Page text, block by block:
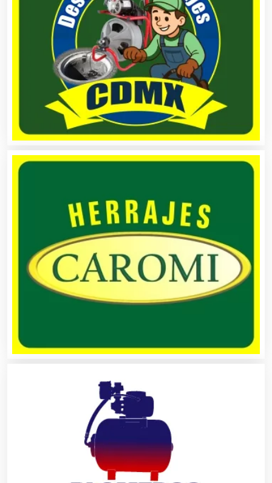
Aseguradoras
Asesores Técnicos
Asesoría Fiscal
Asociaciones Civiles
Asociaciones Empresariales
Autobuses
Automatización